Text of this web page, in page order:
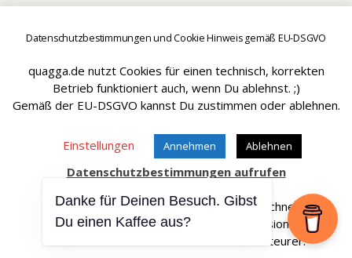
Datenschutzbestimmungen und Cookie Hinweis gemäß EU-DSGVO
quagga.de nutzt Cookies für einen technisch, korrekten
Betrieb funktioniert auch, wenn Du ablehnst. ;)
Gemäß der EU-DSGVO kannst Du zustimmen oder ablehnen.
Einstellungen Annehmen Ablehnen
Datenschutzbestimmungen aufrufen
Affiliate Links sind mit einem * gekennteichnet.
Wir erhalten bei einem Kauf eine Provision.
Die Artikel werden für Dich dadurch nicht teurer.
Danke für Deinen Besuch. Gibst
Du einen Kaffee aus?